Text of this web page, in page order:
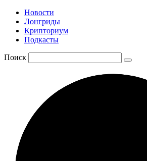
Новости
Лонгриды
Крипториум
Подкасты
Поиск